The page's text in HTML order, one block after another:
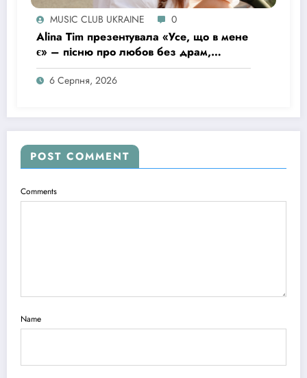
MUSIC CLUB UKRAINE 0
Alina Tim презентувала «Усе, що в мене
є» – пісню про любов без драм,
маніпуляцій і зайвих ігор
6 Серпня, 2026
POST COMMENT
Comments
Name